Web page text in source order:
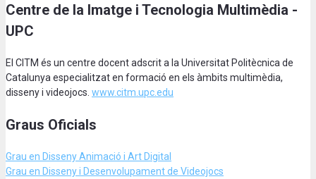
Centre de la Imatge i Tecnologia Multimèdia -
UPC
El CITM és un centre docent adscrit a la Universitat Politècnica de
Catalunya especialitzat en formació en els àmbits multimèdia,
disseny i videojocs. www.citm.upc.edu
Graus Oficials
Grau en Disseny Animació i Art Digital
Grau en Disseny i Desenvolupament de Videojocs